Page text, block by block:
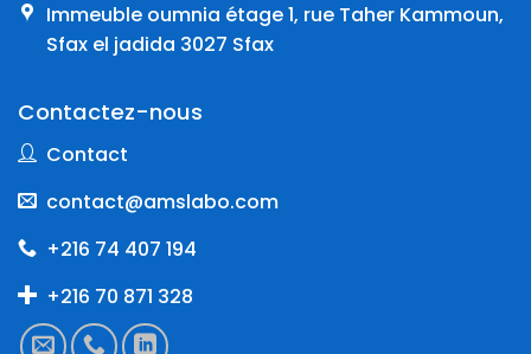
Immeuble oumnia étage 1, rue Taher Kammoun,
Sfax el jadida 3027 Sfax
Contactez-nous
Contact
contact@amslabo.com
+216 74 407 194
+216 70 871 328